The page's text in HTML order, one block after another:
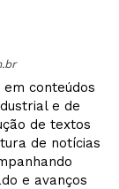
conteúdos
e de
de textos
de notícias
e avanços